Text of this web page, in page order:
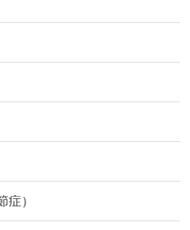
症）